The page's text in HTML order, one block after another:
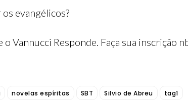
evangélicos?
Vannucci Responde. Faça sua inscrição
novelas espíritas SBT Silvio de Abreu tag1